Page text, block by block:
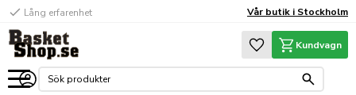
Meny
check Lång erfarenhet Vår butik i Stockholm
Favoriter
Kundvagn